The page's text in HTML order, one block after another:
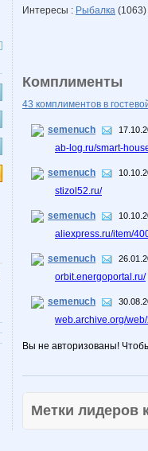
Интересы : Рыбалка (1063)
Комплименты
43 комплиментов в
semenuch
ab-log.ru/smart-
semenuch
stizol52.ru/
semenuch
aliexpress.ru/item/
semenuch
orbit.energoportal.ru/
semenuch
web.archive.org/
Вы не авторизованы!
Метки